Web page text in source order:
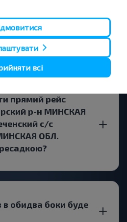
с/с
ОБЛ.
прямий рейс
р-н МИНСКАЯ
с/с
ОБЛ.
в обидва боки буде
всі